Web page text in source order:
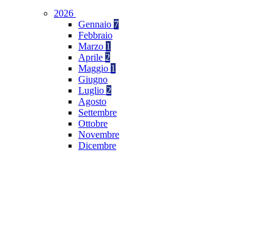
2026
Gennaio 7
Febbraio
Marzo 1
Aprile 2
Maggio 1
Giugno
Luglio 2
Agosto
Settembre
Ottobre
Novembre
Dicembre